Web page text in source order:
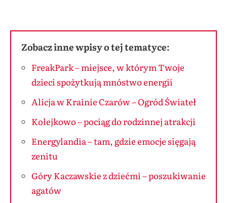
Zobacz inne wpisy o tej tematyce:
FreakPark – miejsce, w którym Twoje
dzieci spożytkują mnóstwo energii
Alicja w Krainie Czarów – Ogród Świateł
Kolejkowo – pociąg do rodzinnej atrakcji
Energylandia – tam, gdzie emocje sięgają
zenitu
Góry Kaczawskie z dziećmi – poszukiwanie
agatów